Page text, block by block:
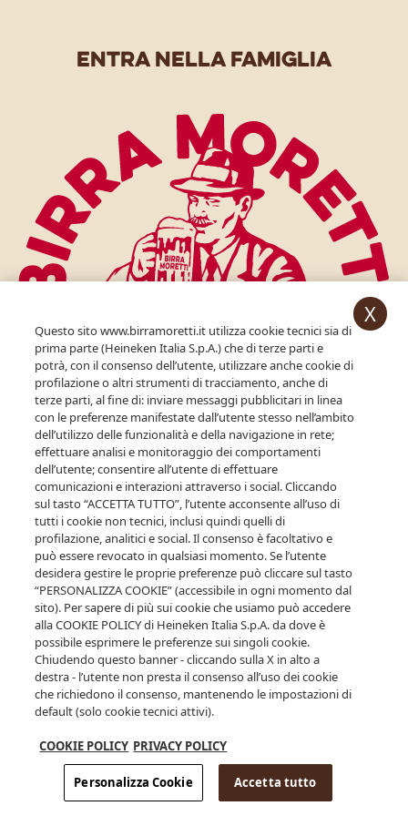
entra nella famiglia
per accedere devi essere maggiorenne.
inserisci la tua data di nascita.
ENTRA
Clicca qui per saperne di più su alcol e salute
Questo sito www.birramoretti.it utilizza cookie tecnici sia di
prima parte (Heineken Italia S.p.A.) che di terze parti e
potrà, con il consenso dell’utente, utilizzare anche cookie di
profilazione o altri strumenti di tracciamento, anche di
terze parti, al fine di: inviare messaggi pubblicitari in linea
con le preferenze manifestate dall’utente stesso nell’ambito
dell’utilizzo delle funzionalità e della navigazione in rete;
effettuare analisi e monitoraggio dei comportamenti
dell’utente; consentire all’utente di effettuare
comunicazioni e interazioni attraverso i social. Cliccando
sul tasto “ACCETTA TUTTO”, l’utente acconsente all’uso di
tutti i cookie non tecnici, inclusi quindi quelli di
profilazione, analitici e social. Il consenso è facoltativo e
può essere revocato in qualsiasi momento. Se l’utente
desidera gestire le proprie preferenze può cliccare sul tasto
“PERSONALIZZA COOKIE” (accessibile in ogni momento dal
sito). Per sapere di più sui cookie che usiamo può accedere
alla COOKIE POLICY di Heineken Italia S.p.A. da dove è
possibile esprimere le preferenze sui singoli cookie.
Chiudendo questo banner - cliccando sulla X in alto a
destra - l’utente non presta il consenso all’uso dei cookie
che richiedono il consenso, mantenendo le impostazioni di
default (solo cookie tecnici attivi).
COOKIE POLICY PRIVACY POLICY
Personalizza Cookie Accetta tutto
X